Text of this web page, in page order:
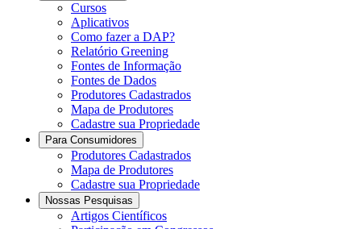
Cursos
Aplicativos
Como fazer a DAP?
Relatório Greening
Fontes de Informação
Fontes de Dados
Produtores Cadastrados
Mapa de Produtores
Cadastre sua Propriedade
Para Consumidores
Produtores Cadastrados
Mapa de Produtores
Cadastre sua Propriedade
Nossas Pesquisas
Artigos Científicos